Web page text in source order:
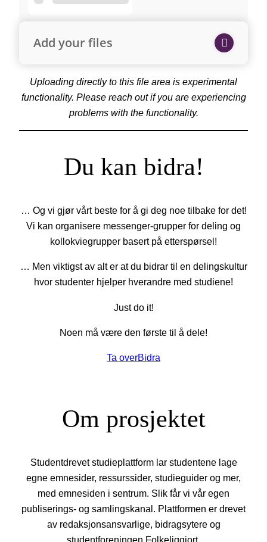
Add your files
Uploading directly to this file area is experimental
functionality. Please reach out if you are experiencing
problems with the functionality.
Du kan bidra!
… Og vi gjør vårt beste for å gi deg noe tilbake for det!
Vi kan organisere messenger-grupper for deling og
kollokviegrupper basert på etterspørsel!
… Men viktigst av alt er at du bidrar til en delingskultur
hvor studenter hjelper hverandre med studiene!
Just do it!
Noen må være den første til å dele!
Ta overBidra
Om prosjektet
Studentdrevet studieplattform lar studentene lage
egne emnesider, ressurssider, studieguider og mer,
med emnesiden i sentrum. Slik får vi vår egen
publiserings- og samlingskanal. Plattformen er drevet
av redaksjonsansvarlige, bidragsytere og
studentforeningen Folkeliggjort.